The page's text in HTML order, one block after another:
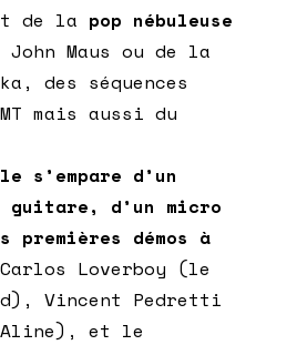
de la pop nébuleuse
Maus ou de la
des séquences
mais aussi du
s’empare d’un
d’un micro
premières démos à
Loverboy (le
Vincent Pedretti
et le